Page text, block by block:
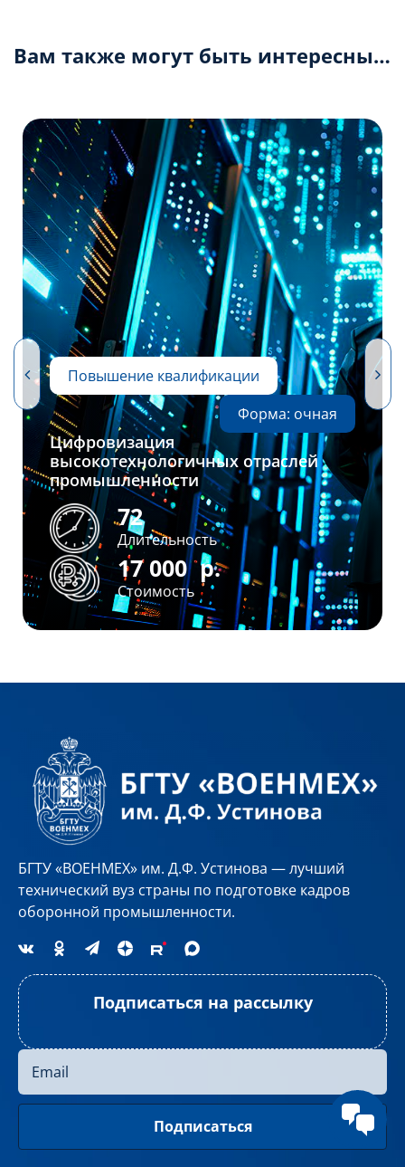
Вам также могут быть интересны…
Повышение квалификации
Форма: очная
Цифровизация
высокотехнологичных отраслей
промышленности
72
Длительность
17 000р.
Стоимость
БГТУ «ВОЕНМЕХ» им. Д.Ф. Устинова — лучший
технический вуз страны по подготовке кадров
оборонной промышленности.
Подписаться на рассылку